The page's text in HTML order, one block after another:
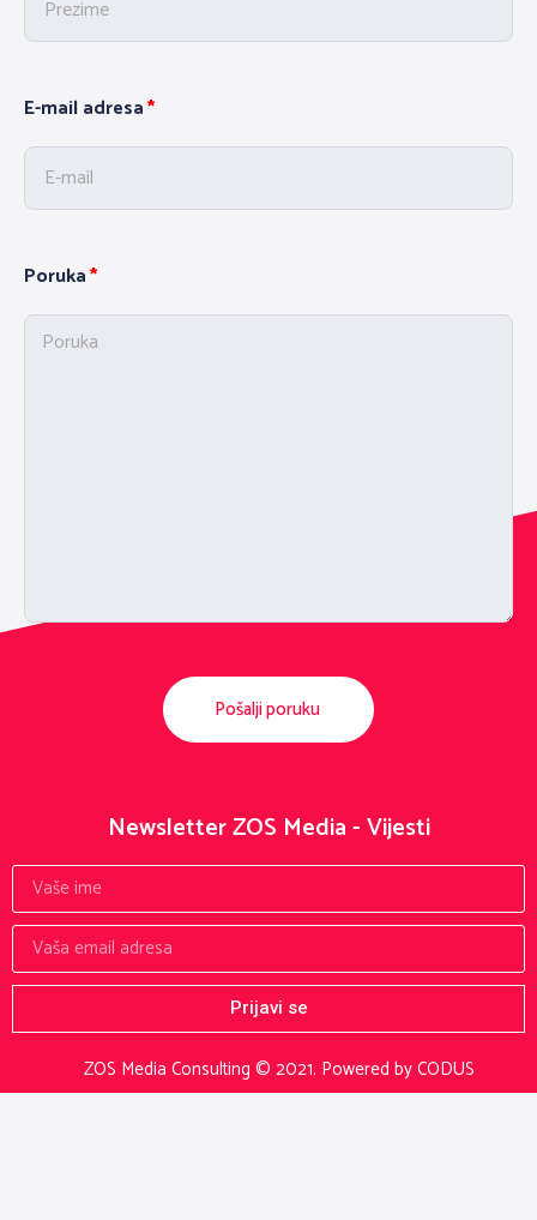
E-mail adresa
Poruka
Pošalji poruku
ZOS Media Consulting © 2021. Powered by CODUS
Newsletter ZOS Media - Vijesti
Prijavi se